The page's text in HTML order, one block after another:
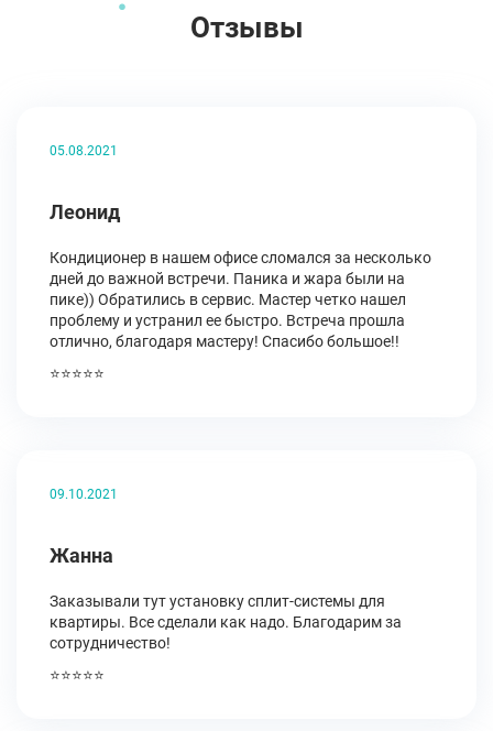
Отзывы
05.08.2021
Леонид
Кондиционер в нашем офисе сломался за несколько
дней до важной встречи. Паника и жара были на
пике)) Обратились в сервис. Мастер четко нашел
проблему и устранил ее быстро. Встреча прошла
отлично, благодаря мастеру! Спасибо большое!!
⭐⭐⭐⭐⭐
09.10.2021
Жанна
Заказывали тут установку сплит-системы для
квартиры. Все сделали как надо. Благодарим за
сотрудничество!
⭐⭐⭐⭐⭐